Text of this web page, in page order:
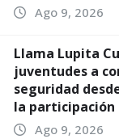
Ago 9, 2026
Llama Lupita
juventudes a
seguridad
la participación
Ago 9, 2026